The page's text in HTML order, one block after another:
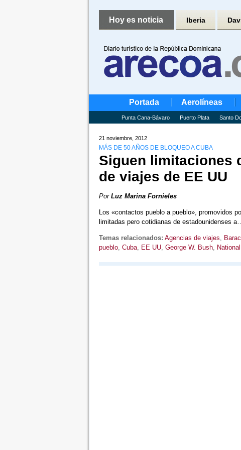
Hoy es noticia Iberia
Portada Aerolíneas
Punta Cana-Bávaro Puerto Plata Santo
21 noviembre, 2012
MÁS DE 50 AÑOS DE BLOQUEO A CUBA
Siguen limitaciones
de viajes de EE UU
Por Luz Marina Fornieles
Los «contactos pueblo a pueblo», promovidos
limitadas pero cotidianas de estadounidenses
Temas relacionados: Agencias de viajes,
pueblo, Cuba, EE UU, George W. Bush,